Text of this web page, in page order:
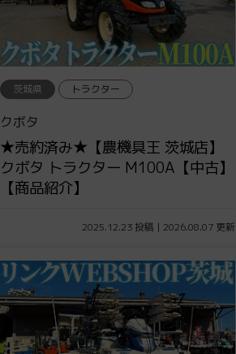
茨城県 トラクター
クボタ
★売約済み★【農機具王 茨城店】
クボタ トラクター M100A【中古】
【商品紹介】
2025.12.23 投稿 | 2026.08.07 更新